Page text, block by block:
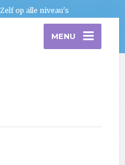
op alle niveau's
MENU